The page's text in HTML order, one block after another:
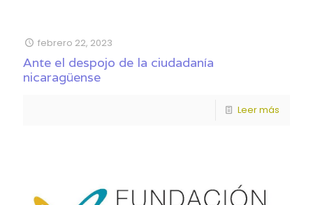
febrero 22, 2023
Ante el despojo de la ciudadanía
nicaragüense
Leer más